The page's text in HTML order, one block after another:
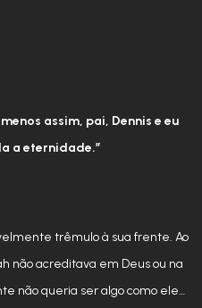
assim, pai, Dennis e eu
a eternidade.”
trêmulo à sua frente. Ao
não acreditava em Deus ou na
não queria ser algo como ele…